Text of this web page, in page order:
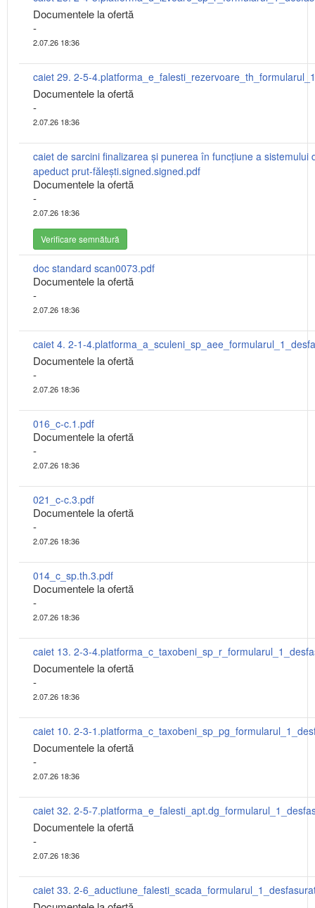
Documentele la ofertă
-
2.07.26 18:36
Documentele la ofertă
-
2.07.26 18:36
caiet de sarcini finalizarea și punerea în funcțiune a sistemului
apeduct prut-fălești.signed.signed.pdf
Documentele la ofertă
-
2.07.26 18:36
Verificare semnătură
doc standard scan0073.pdf
Documentele la ofertă
-
2.07.26 18:36
Documentele la ofertă
-
2.07.26 18:36
016_c-c.1.pdf
Documentele la ofertă
-
2.07.26 18:36
021_c-c.3.pdf
Documentele la ofertă
-
2.07.26 18:36
014_c_sp.th.3.pdf
Documentele la ofertă
-
2.07.26 18:36
Documentele la ofertă
-
2.07.26 18:36
Documentele la ofertă
-
2.07.26 18:36
Documentele la ofertă
-
2.07.26 18:36
caiet 33. 2-